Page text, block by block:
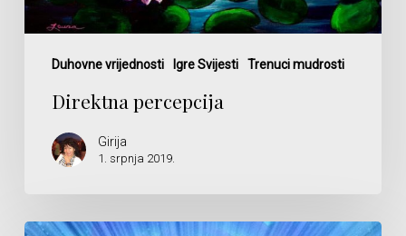
Duhovne vrijednosti Igre Svijesti Trenuci mudrosti
Direktna percepcija
Girija
1. srpnja 2019.